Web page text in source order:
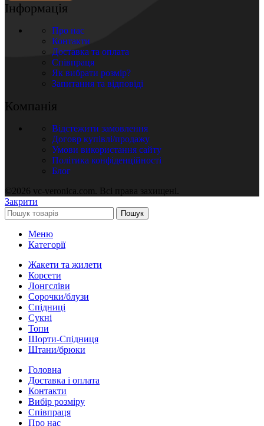
Інформація
Про нас
Контакти
Доставка та оплата
Співпраця
Як вибрати розмір?
Запитання та відповіді
Компанія
Відстежити замовлення
Договр купівлі/продажу
Умови використання сайту
Політика конфіденційності
Блог
©2026 vc-veronica.com. Всі права захищені.
Закрити
Пошук
Меню
Категорії
Жакети та жилети
Корсети
Лонгсліви
Сорочки/блузи
Спідниці
Сукні
Топи
Шорти-Спідниця
Штани/брюки
Головна
Доставка і оплата
Контакти
Вибір розміру
Співпраця
Про нас